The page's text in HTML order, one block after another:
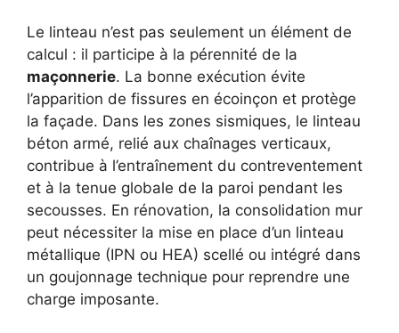
Le linteau n’est pas seulement un élément de
calcul : il participe à la pérennité de la
maçonnerie. La bonne exécution évite
l’apparition de fissures en écoinçon et protège
la façade. Dans les zones sismiques, le linteau
béton armé, relié aux chaînages verticaux,
contribue à l’entraînement du contreventement
et à la tenue globale de la paroi pendant les
secousses. En rénovation, la consolidation mur
peut nécessiter la mise en place d’un linteau
métallique (IPN ou HEA) scellé ou intégré dans
un goujonnage technique pour reprendre une
charge imposante.